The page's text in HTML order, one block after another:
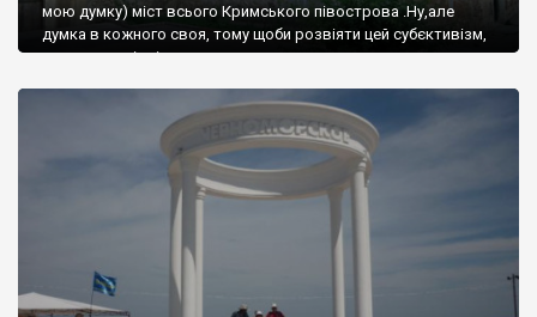
мою думку) міст всього Кримського півострова .Ну,але
думка в кожного своя, тому щоби розвіяти цей субєктивізм,
запрошую відвідати це